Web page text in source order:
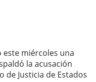
este miércoles una
la acusación
Justicia de Estados